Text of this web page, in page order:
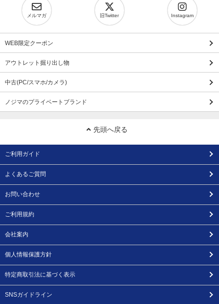
メルマガ 旧Twitter Instagram
WEB限定クーポン
アウトレット掘り出し物
中古(PC/スマホ/カメラ)
ノジマのプライベートブランド
先頭へ戻る
ご利用ガイド
よくあるご質問
お問い合わせ
ご利用規約
会社案内
個人情報保護方針
特定商取引法に基づく表示
SNSガイドライン